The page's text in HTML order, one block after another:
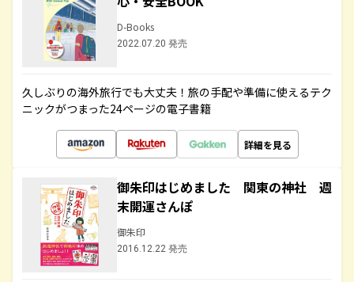
D-Books
2022.07.20 発売
久しぶりの海外旅行でも大丈夫！旅の手配や準備に使えるテク
ニックがつまった24ページの電子書籍
詳細を見る
御朱印はじめました 関東の神社 週
末開運さんぽ
御朱印
2016.12.22 発売